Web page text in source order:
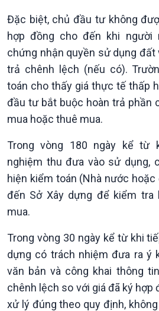
Kinh tế
Tin Kinh tế
Trước giờ mở cửa
Dòng chảy Kinh tế
Sức sống hàng Việt
Tuyên chiến với gian lận
thương mại
Tin
đảo
đảo
Đặc biệt, chủ đầu tư không
hợp đồng cho đến khi người
chứng nhận quyền sử dụng đất
trả chênh lệch (nếu có).
toán cho thấy giá thực tế thấp
đầu tư bắt buộc hoàn trả phần
mua hoặc thuê mua.
Trong vòng 180 ngày kể từ
nghiệm thu đưa vào sử dụng,
hiện kiểm toán (Nhà nước
đến Sở Xây dựng để kiểm tra
mua.
Trong vòng 30 ngày kể từ khi
dựng có trách nhiệm đưa ra ý
văn bản và công khai thông
chênh lệch so với giá đã ký hợp
xử lý đúng theo quy định,